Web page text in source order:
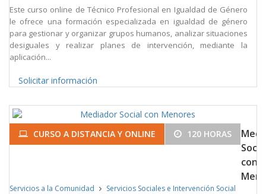
Este curso online de Técnico Profesional en Igualdad de Género
le ofrece una formación especializada en igualdad de género
para gestionar y organizar grupos humanos, analizar situaciones
desiguales y realizar planes de intervención, mediante la
aplicación...
Solicitar información
CURSO A DISTANCIA Y ONLINE 120 HORAS
con
Servicios a la Comunidad Servicios Sociales e Intervención Social